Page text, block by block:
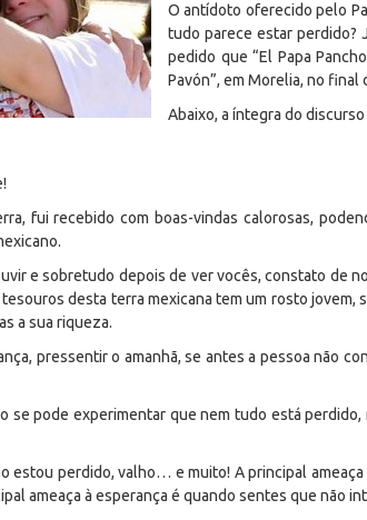
O antídoto oferecido pelo
tudo parece estar perdido?
pedido que “El Papa
Pavón”, em Morelia, no
Abaixo, a íntegra do
fui recebido com boas-vindas calorosas,
e sobretudo depois de ver vocês, constato de
desta terra mexicana tem um rosto
a sua riqueza.
pressentir o amanhã, se antes a pessoa não
se pode experimentar que nem tudo está
estou perdido, valho… e muito! A principal
ameaça à esperança é quando sentes que não